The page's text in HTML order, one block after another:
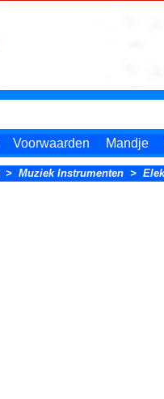
Voorwaarden Mandje
> Muziek Instrumenten >